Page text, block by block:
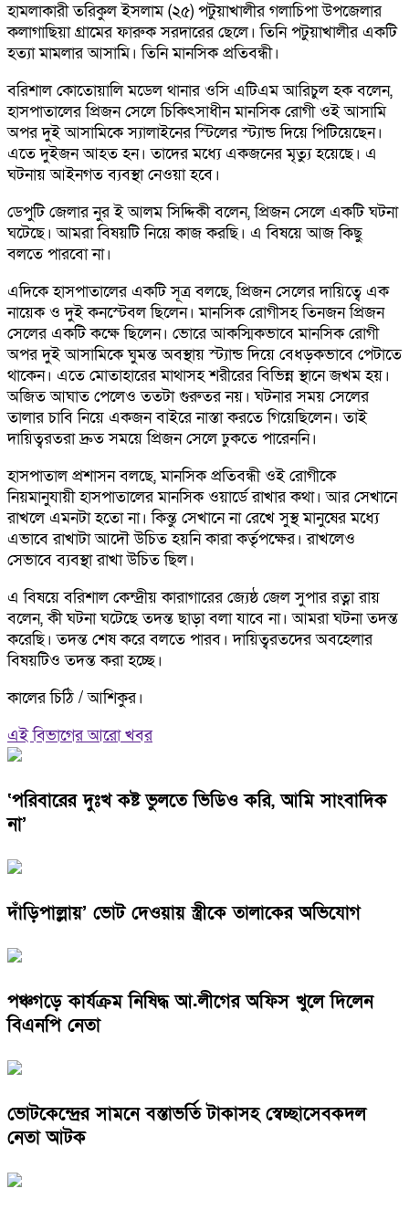
হামলাকারী তরিকুল ইসলাম (২৫) পটুয়াখালীর গলাচিপা উপজেলার
কলাগাছিয়া গ্রামের ফারুক সরদারের ছেলে। তিনি পটুয়াখালীর একটি
হত্যা মামলার আসামি। তিনি মানসিক প্রতিবন্ধী।
বরিশাল কোতোয়ালি মডেল থানার ওসি এটিএম আরিচুল হক বলেন,
হাসপাতালের প্রিজন সেলে চিকিৎসাধীন মানসিক রোগী ওই আসামি
অপর দুই আসামিকে স্যালাইনের স্টিলের স্ট্যান্ড দিয়ে পিটিয়েছেন।
এতে দুইজন আহত হন। তাদের মধ্যে একজনের মৃত্যু হয়েছে। এ
ঘটনায় আইনগত ব্যবস্থা নেওয়া হবে।
ডেপুটি জেলার নুর ই আলম সিদ্দিকী বলেন, প্রিজন সেলে একটি ঘটনা
ঘটেছে। আমরা বিষয়টি নিয়ে কাজ করছি। এ বিষয়ে আজ কিছু
বলতে পারবো না।
এদিকে হাসপাতালের একটি সূত্র বলছে, প্রিজন সেলের দায়িত্বে এক
নায়েক ও দুই কনস্টেবল ছিলেন। মানসিক রোগীসহ তিনজন প্রিজন
সেলের একটি কক্ষে ছিলেন। ভোরে আকস্মিকভাবে মানসিক রোগী
অপর দুই আসামিকে ঘুমন্ত অবস্থায় স্ট্যান্ড দিয়ে বেধড়কভাবে পেটাতে
থাকেন। এতে মোতাহারের মাথাসহ শরীরের বিভিন্ন স্থানে জখম হয়।
অজিত আঘাত পেলেও ততটা গুরুতর নয়। ঘটনার সময় সেলের
তালার চাবি নিয়ে একজন বাইরে নাস্তা করতে গিয়েছিলেন। তাই
দায়িত্বরতরা দ্রুত সময়ে প্রিজন সেলে ঢুকতে পারেননি।
হাসপাতাল প্রশাসন বলছে, মানসিক প্রতিবন্ধী ওই রোগীকে
নিয়মানুযায়ী হাসপাতালের মানসিক ওয়ার্ডে রাখার কথা। আর সেখানে
রাখলে এমনটা হতো না। কিন্তু সেখানে না রেখে সুস্থ মানুষের মধ্যে
এভাবে রাখাটা আদৌ উচিত হয়নি কারা কর্তৃপক্ষের। রাখলেও
সেভাবে ব্যবস্থা রাখা উচিত ছিল।
এ বিষয়ে বরিশাল কেন্দ্রীয় কারাগারের জ্যেষ্ঠ জেল সুপার রত্না রায়
বলেন, কী ঘটনা ঘটেছে তদন্ত ছাড়া বলা যাবে না। আমরা ঘটনা তদন্ত
করেছি। তদন্ত শেষ করে বলতে পারব। দায়িত্বরতদের অবহেলার
বিষয়টিও তদন্ত করা হচ্ছে।
কালের চিঠি / আশিকুর।
এই বিভাগের আরো খবর
‘পরিবারের দুঃখ কষ্ট ভুলতে ভিডিও করি, আমি সাংবাদিক
না’
দাঁড়িপাল্লায়’ ভোট দেওয়ায় স্ত্রীকে তালাকের অভিযোগ
পঞ্চগড়ে কার্যক্রম নিষিদ্ধ আ.লীগের অফিস খুলে দিলেন
বিএনপি নেতা
ভোটকেন্দ্রের সামনে বস্তাভর্তি টাকাসহ স্বেচ্ছাসেবকদল
নেতা আটক